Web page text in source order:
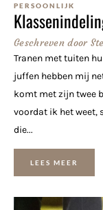
PERSOONLIJK
Geschreven door
Tranen met tuiten
juffen hebben mij
komt met zijn twee
voordat ik het weet,
die...
LEES MEER